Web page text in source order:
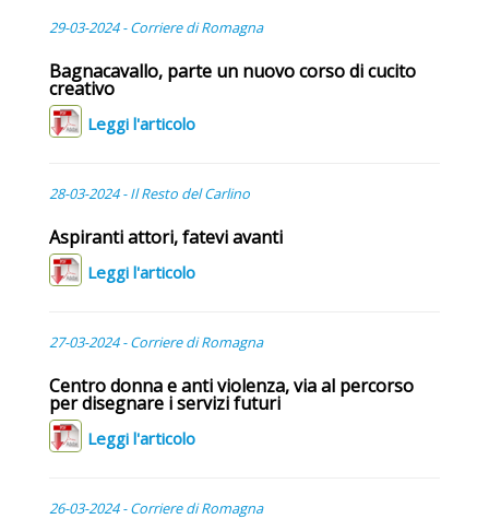
29-03-2024 - Corriere di Romagna
Bagnacavallo, parte un nuovo corso di cucito
creativo
Leggi l'articolo
28-03-2024 - Il Resto del Carlino
Aspiranti attori, fatevi avanti
Leggi l'articolo
27-03-2024 - Corriere di Romagna
Centro donna e anti violenza, via al percorso
per disegnare i servizi futuri
Leggi l'articolo
26-03-2024 - Corriere di Romagna